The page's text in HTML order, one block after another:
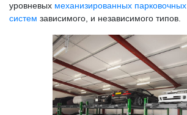
уровневых механизированных парковочных
систем зависимого, и независимого типов.